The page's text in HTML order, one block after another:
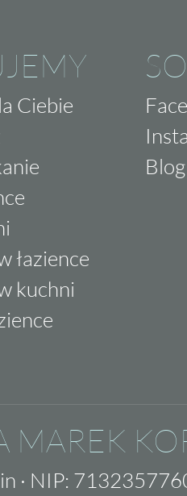
Ciebie
łazience
kuchni
Blog
MAREK
· NIP: